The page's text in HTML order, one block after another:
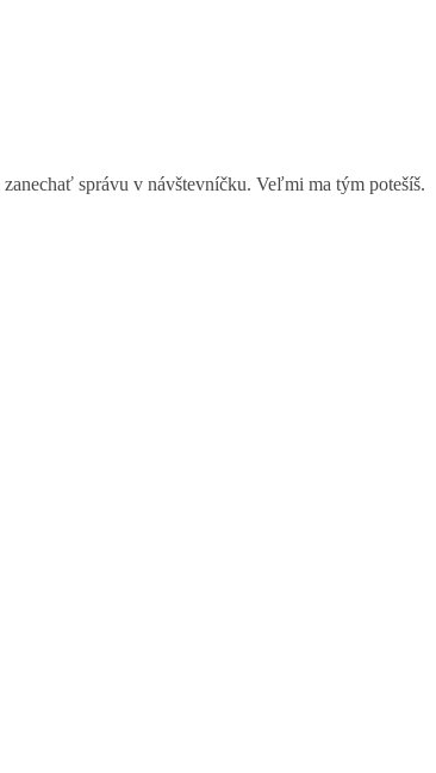
správu v návštevníčku. Veľmi ma tým potešíš.